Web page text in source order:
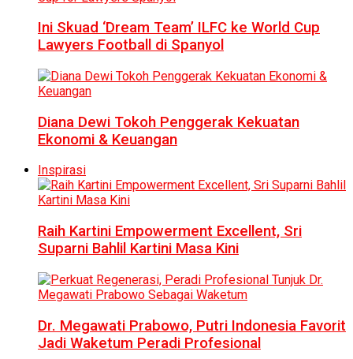
Ini Skuad ‘Dream Team’ ILFC ke World Cup
Lawyers Football di Spanyol
Diana Dewi Tokoh Penggerak Kekuatan
Ekonomi & Keuangan
Inspirasi
Raih Kartini Empowerment Excellent, Sri
Suparni Bahlil Kartini Masa Kini
Dr. Megawati Prabowo, Putri Indonesia Favorit
Jadi Waketum Peradi Profesional